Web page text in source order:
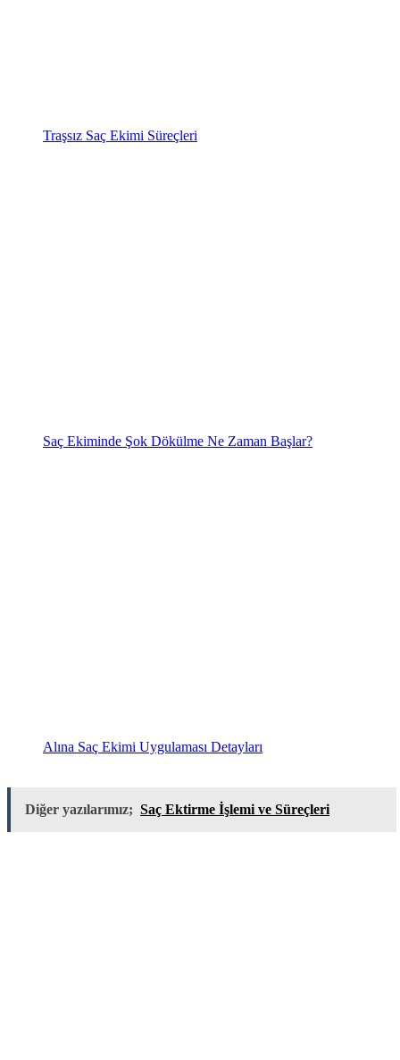
Traşsız Saç Ekimi Süreçleri
Saç Ekiminde Şok Dökülme Ne Zaman Başlar?
Alına Saç Ekimi Uygulaması Detayları
Diğer yazılarımız; Saç Ektirme İşlemi ve Süreçleri